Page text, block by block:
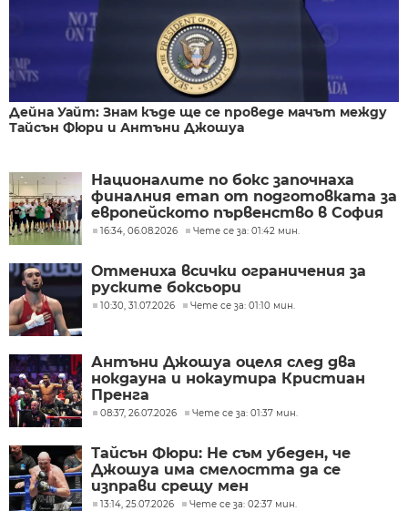
Дейна Уайт: Знам къде ще се проведе мачът между
Тайсън Фюри и Антъни Джошуа
Националите по бокс започнаха
финалния етап от подготовката за
европейското първенство в София
16:34, 06.08.2026 Чете се за: 01:42 мин.
Отмениха всички ограничения за
руските боксьори
10:30, 31.07.2026 Чете се за: 01:10 мин.
Антъни Джошуа оцеля след два
нокдауна и нокаутира Кристиан
Пренга
08:37, 26.07.2026 Чете се за: 01:37 мин.
Тайсън Фюри: Не съм убеден, че
Джошуа има смелостта да се
изправи срещу мен
13:14, 25.07.2026 Чете се за: 02:37 мин.